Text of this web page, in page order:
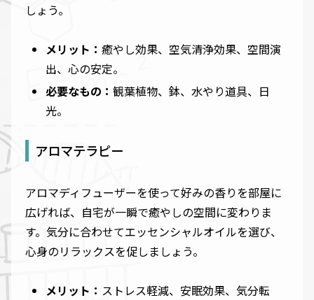
しょう。
メリット：癒やし効果、空気清浄効果、空間演
出、心の安定。
必要なもの：観葉植物、鉢、水やり道具、日
光。
アロマテラピー
アロマディフューザーを使って好みの香りを部屋に
広げれば、自宅が一瞬で癒やしの空間に変わりま
す。気分に合わせてエッセンシャルオイルを選び、
心身のリラックスを促しましょう。
メリット： ストレス軽減、安眠効果、気分転